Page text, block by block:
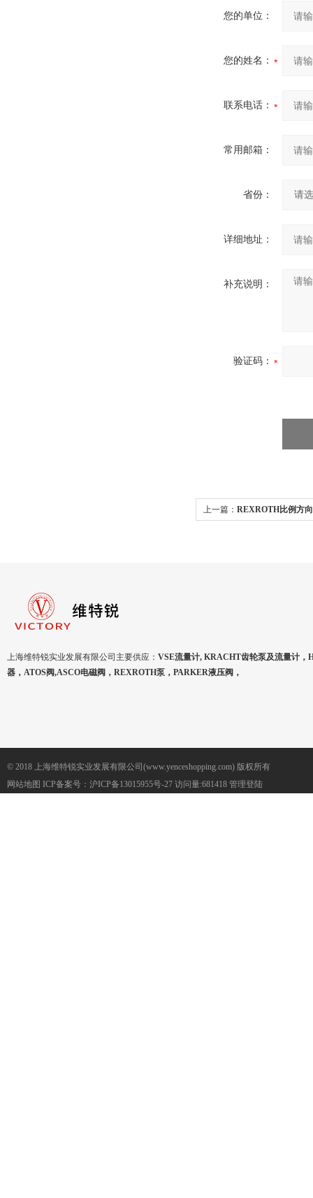
您的单位：
您的姓名：
联系电话：
常用邮箱：
省份：
详细地址：
补充说明：
验证码：
上一篇： REXROTH比例方
上海维特锐实业发展有限公司主要供应： VSE流量计, KRACHT齿轮泵及流量计，
器，ATOS阀,ASCO电磁阀，REXROTH泵，PARKER液压阀，
© 2018 上海维特锐实业发展有限公司(www.yenceshopping.com) 版权所有
网站地图 ICP备案号： 沪ICP备13015955号-27 访问量:681418 管理登陆